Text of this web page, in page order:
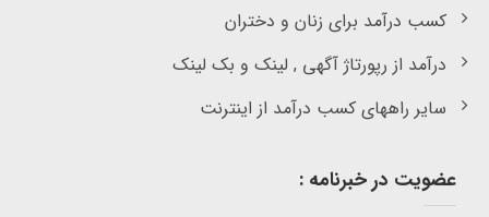
کسب درآمد برای زنان و دختران
درآمد از رپورتاژ آگهی , لینک و بک لینک
سایر راههای کسب درآمد از اینترنت
عضویت در خبرنامه :